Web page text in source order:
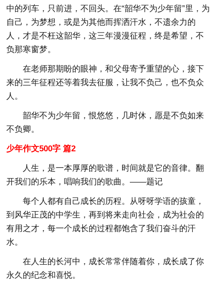
中的列车，只前进，不回头。在“韶华不为少年留”里，为
自己，为梦想，或是为其他而挥洒汗水，不遗余力的
人，才是不枉这韶华，这三年漫漫征程，终是希望，不
负那寒窗梦。
在老师那期盼的眼神，和父母寄予重望的心，接下
来的三年征程还等着我去征服，让我不负己，也不负众
人。
韶华不为少年留，恨悠悠，几时休，愿是不负如来
不负卿。
少年作文500字 篇2
人生，是一本厚厚的歌谱，时间就是它的音律。翻
开我们的乐本，唱响我们的歌曲。——题记
每个人都有自己成长的历程。从呀呀学语的孩童，
到风华正茂的中学生，再到将来走向社会，成为社会的
有用之才，每一个成长的过程都饱含了我们奋斗的汗
水。
在人生的长河中，成长常常伴随着你，成长成了你
永久的纪念和喜悦。